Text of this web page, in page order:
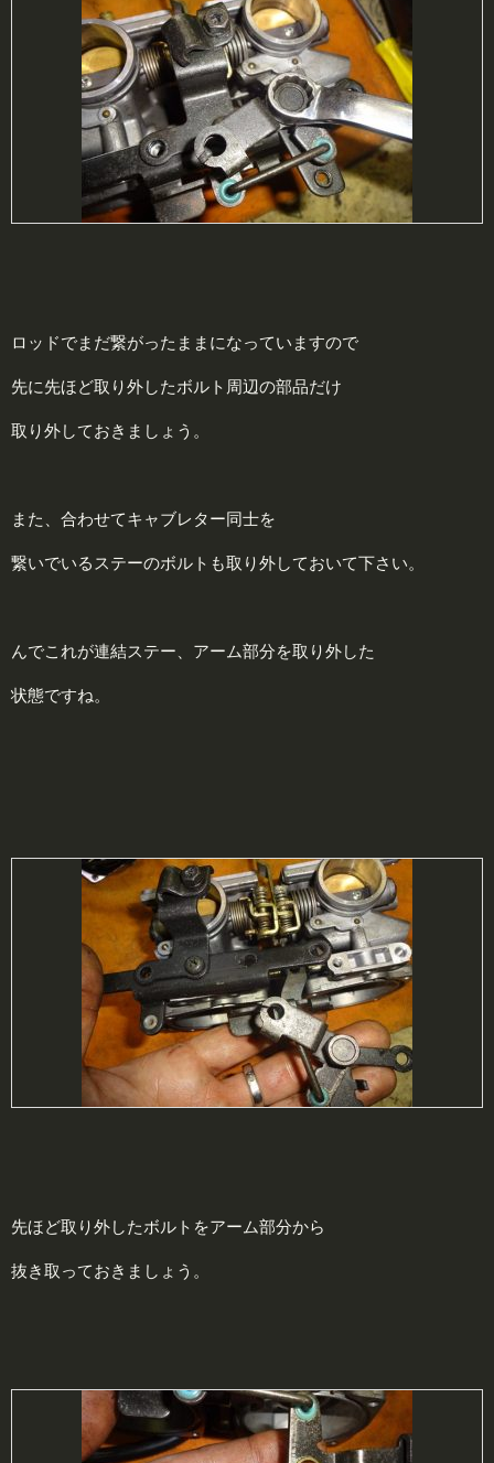
ロッドでまだ繋がったままになっていますので
先に先ほど取り外したボルト周辺の部品だけ
取り外しておきましょう。
また、合わせてキャブレター同士を
繋いでいるステーのボルトも取り外しておいて下さい。
んでこれが連結ステー、アーム部分を取り外した
状態ですね。
先ほど取り外したボルトをアーム部分から
抜き取っておきましょう。